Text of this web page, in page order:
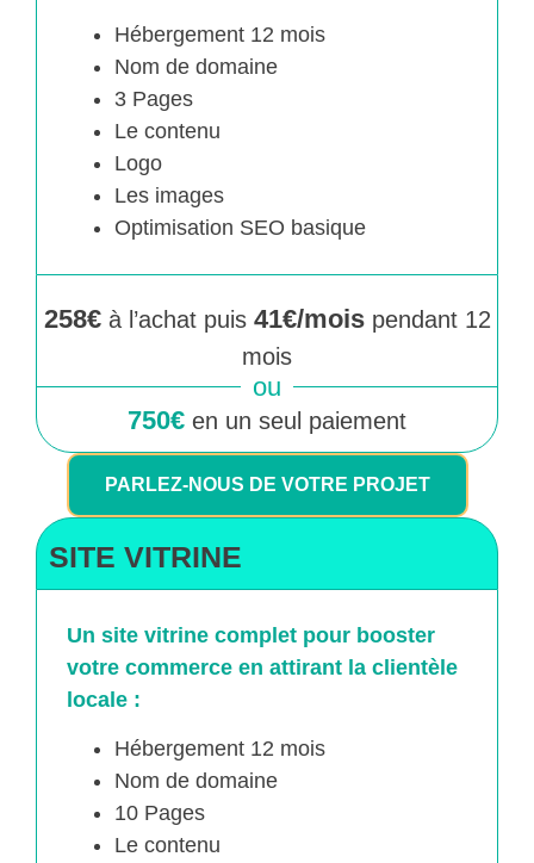
Hébergement 12 mois
Nom de domaine
3 Pages
Le contenu
Logo
Les images
Optimisation SEO basique
258€ à l’achat puis 41€/mois pendant 12
mois
ou
750€ en un seul paiement
PARLEZ-NOUS DE VOTRE PROJET
SITE VITRINE
Un site vitrine complet pour booster
votre commerce en attirant la clientèle
locale :
Hébergement 12 mois
Nom de domaine
10 Pages
Le contenu